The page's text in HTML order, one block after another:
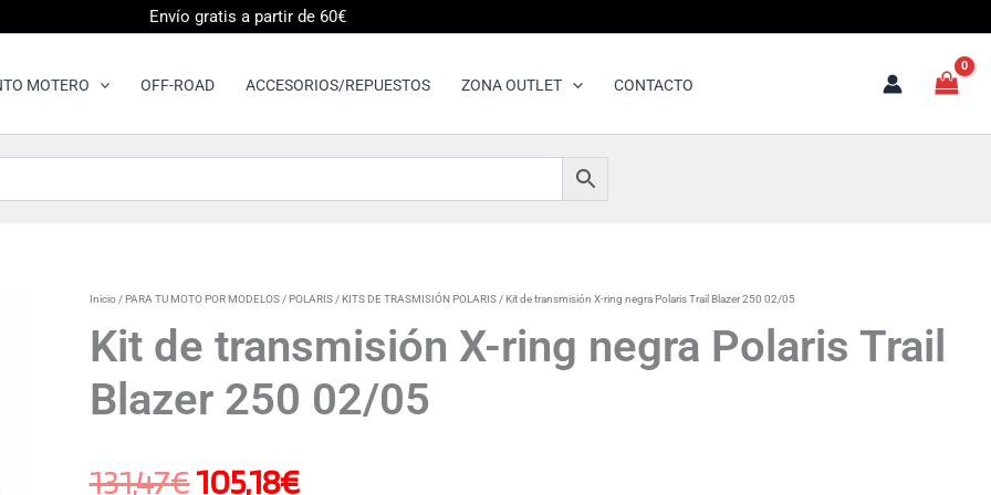
Envío gratis a partir de 60€
MOTERO OFF-ROAD ACCESORIOS/REPUESTOS ZONA OUTLET CONTACTO
Inicio/PARA TU MOTO POR MODELOS/POLARIS/KITS DE TRASMISIÓN POLARIS/ Kit de transmisión X-ring negra Polaris Trail Blazer 250 02/05
Kit de transmisión X-ring negra Polaris Trail
Blazer 250 02/05
131,47€
El
precio
105,18€
precio
Kit
transmisión
X-
ring
negra
Blazer